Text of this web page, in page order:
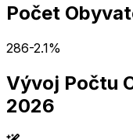
Počet
286-2.1%
Vývoj Počtu
2026